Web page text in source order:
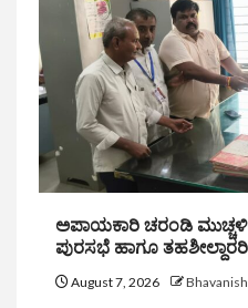
ಅಪಾಯಕಾರಿ ಚರಂಡಿ
ಪುರಸಭೆ ಹಾಗೂ
August 7, 2026